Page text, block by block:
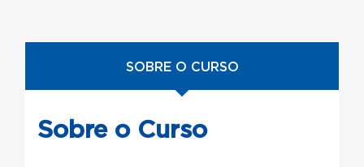
SOBRE O CURSO
Sobre o Curso